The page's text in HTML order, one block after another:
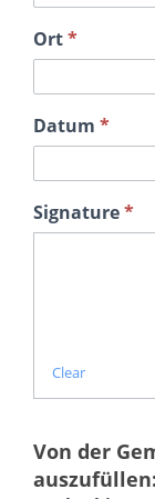
Ort*
Datum *
Signature*
Clear
Von der
auszufüllen: